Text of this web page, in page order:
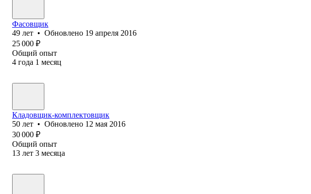
Фасовщик
49 лет • Обновлено 19 апреля 2016
25 000 ₽
Общий опыт
4 года 1 месяц
Кладовщик-комплектовщик
50 лет • Обновлено 12 мая 2016
30 000 ₽
Общий опыт
13 лет 3 месяца